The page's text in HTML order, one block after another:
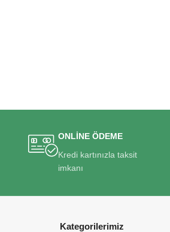
ONLİNE ÖDEME
Kredi kartınızla taksit
imkanı
Kategorilerimiz